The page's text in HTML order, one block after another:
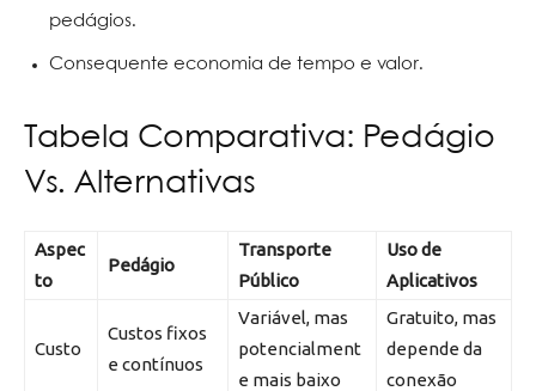
pedágios.
Consequente economia de tempo e valor.
Tabela Comparativa: Pedágio
Vs. Alternativas
Aspec
to
Pedágio
Transporte
Público
Uso de
Aplicativos
Custo
Custos fixos
e contínuos
Variável, mas
potencialment
e mais baixo
Gratuito, mas
depende da
conexão